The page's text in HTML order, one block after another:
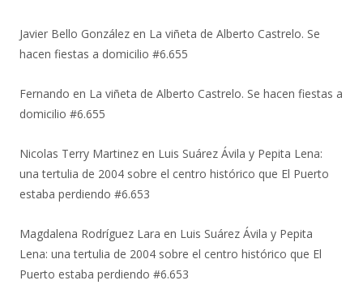
Javier Bello González en La viñeta de Alberto Castrelo. Se
hacen fiestas a domicilio #6.655
Fernando en La viñeta de Alberto Castrelo. Se hacen fiestas a
domicilio #6.655
Nicolas Terry Martinez en Luis Suárez Ávila y Pepita Lena:
una tertulia de 2004 sobre el centro histórico que El Puerto
estaba perdiendo #6.653
Magdalena Rodríguez Lara en Luis Suárez Ávila y Pepita
Lena: una tertulia de 2004 sobre el centro histórico que El
Puerto estaba perdiendo #6.653